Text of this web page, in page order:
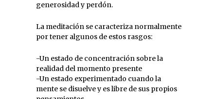
generosidad y perdón.
La meditación se caracteriza normalmente
por tener algunos de estos rasgos:
-Un estado de concentración sobre la
realidad del momento presente
-Un estado experimentado cuando la
mente se disuelve y es libre de sus propios